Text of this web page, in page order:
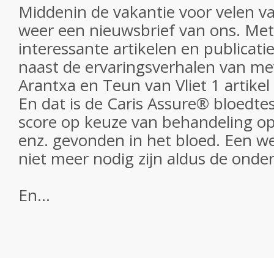
Middenin de vakantie voor velen
weer een nieuwsbrief van ons.
interessante artikelen en
naast de ervaringsverhalen van
Arantxa en Teun van Vliet 1
En dat is de Caris Assure®
score op keuze van behandeling
enz. gevonden in het bloed. Een
niet meer nodig zijn aldus de
En...